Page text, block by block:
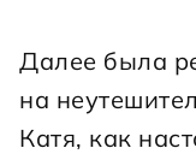
Далее была
на
Катя, как